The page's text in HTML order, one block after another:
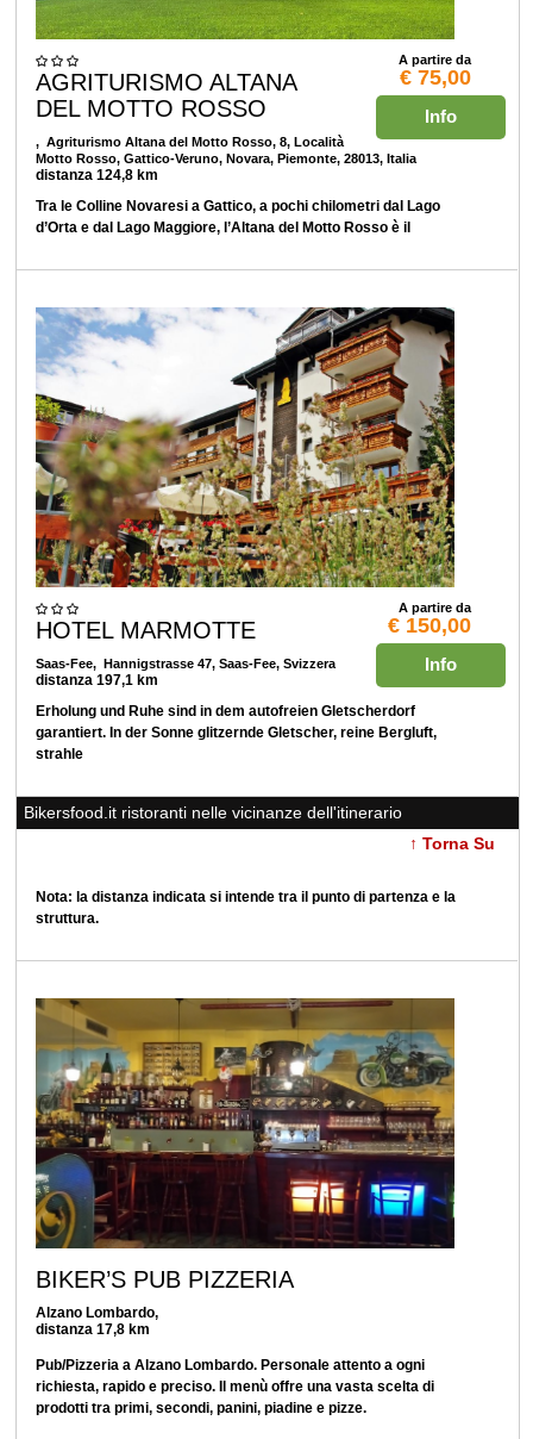
A partire da
€ 75,00
Info
AGRITURISMO ALTANA
DEL MOTTO ROSSO
, Agriturismo Altana del Motto Rosso, 8, Località
Motto Rosso, Gattico-Veruno, Novara, Piemonte, 28013, Italia
distanza 124,8 km
Tra le Colline Novaresi a Gattico, a pochi chilometri dal Lago
d’Orta e dal Lago Maggiore, l’Altana del Motto Rosso è il
A partire da
€ 150,00
Info
HOTEL MARMOTTE
Saas-Fee, Hannigstrasse 47, Saas-Fee, Svizzera
distanza 197,1 km
Erholung und Ruhe sind in dem autofreien Gletscherdorf
garantiert. In der Sonne glitzernde Gletscher, reine Bergluft,
strahle
Bikersfood.it ristoranti nelle vicinanze dell'itinerario
↑ Torna Su
Nota: la distanza indicata si intende tra il punto di partenza e la
struttura.
BIKER’S PUB PIZZERIA
Alzano Lombardo,
distanza 17,8 km
Pub/Pizzeria a Alzano Lombardo. Personale attento a ogni
richiesta, rapido e preciso. Il menù offre una vasta scelta di
prodotti tra primi, secondi, panini, piadine e pizze.